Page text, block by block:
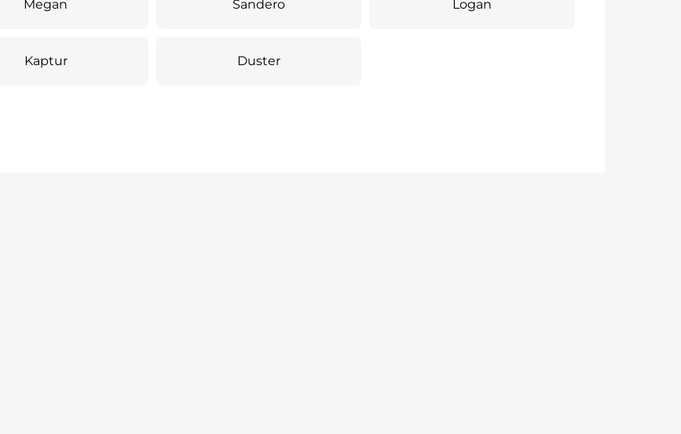
Megan Sandero Logan
Kaptur Duster